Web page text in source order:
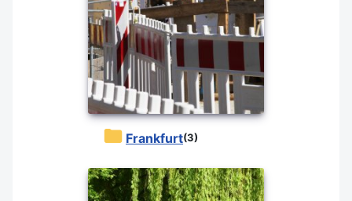
Frankfurt(3)